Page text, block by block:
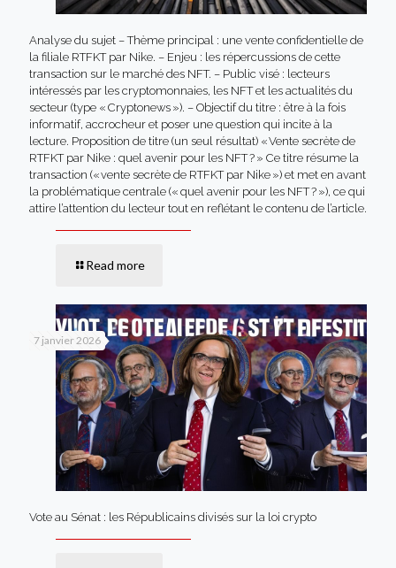
Analyse du sujet – Thème principal : une vente confidentielle de
la filiale RTFKT par Nike. – Enjeu : les répercussions de cette
transaction sur le marché des NFT. – Public visé : lecteurs
intéressés par les cryptomonnaies, les NFT et les actualités du
secteur (type « Cryptonews »). – Objectif du titre : être à la fois
informatif, accrocheur et poser une question qui incite à la
lecture. Proposition de titre (un seul résultat) « Vente secrète de
RTFKT par Nike : quel avenir pour les NFT ? » Ce titre résume la
transaction (« vente secrète de RTFKT par Nike ») et met en avant
la problématique centrale (« quel avenir pour les NFT ? »), ce qui
attire l’attention du lecteur tout en reflétant le contenu de l’article.
Read more
7 janvier 2026
Vote au Sénat : les Républicains divisés sur la loi crypto